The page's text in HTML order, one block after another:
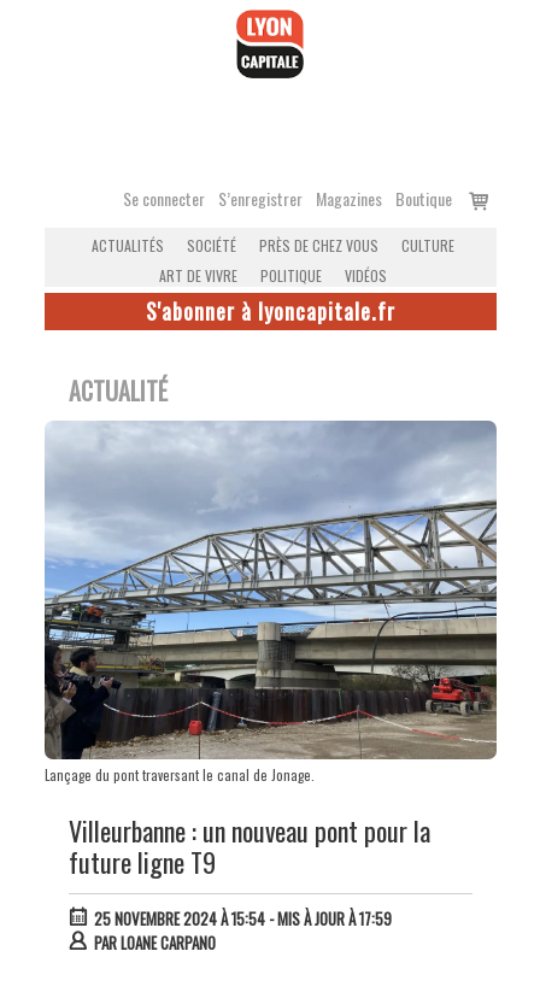
Se connecter S’enregistrer Magazines Boutique
Voir
ACTUALITÉS SOCIÉTÉ PRÈS DE CHEZ VOUS
CULTURE
ART DE VIVRE
POLITIQUE VIDÉOS
S'abonner à lyoncapitale.fr
ACTUALITÉ
Lançage du pont traversant le canal de Jonage.
Villeurbanne : un nouveau pont pour la
future ligne T9
25 NOVEMBRE 2024 À 15:54- MIS À JOUR À 17:59
PARLOANE CARPANO